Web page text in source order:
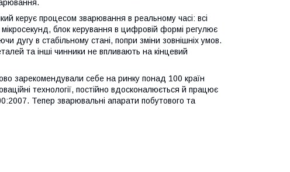
керує процесом зварювання в реальному часі: всі
блок керування в цифровій формі регулює
дугу в стабільному стані, попри зміни зовнішніх умов.
та інші чинники не впливають на кінцевий
зарекомендували себе на ринку понад 100 країн
технології, постійно вдосконалюється й працює
Тепер зварювальні апарати побутового та